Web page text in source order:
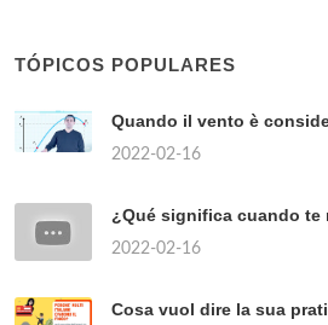
TÓPICOS POPULARES
Quando il vento è
2022-02-16
¿Qué significa cuando te
2022-02-16
Cosa vuol dire la sua